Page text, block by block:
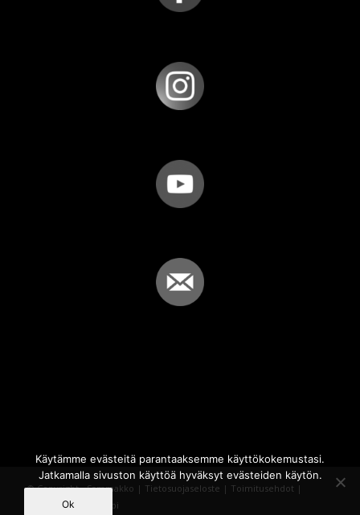
© Copyright - Sammakko | Tietosuojaseloste | Toimitusehdot |
Powered by
iQWebbi
Käytämme evästeitä parantaaksemme käyttökokemustasi.
Jatkamalla sivuston käyttöä hyväksyt evästeiden käytön.
Ok